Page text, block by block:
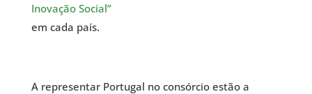
Inovação Social”
em cada país.
A representar Portugal no consórcio estão a